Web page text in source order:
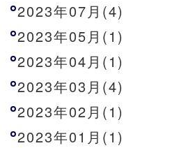
2023年07月(4)
2023年05月(1)
2023年04月(1)
2023年03月(4)
2023年02月(1)
2023年01月(1)